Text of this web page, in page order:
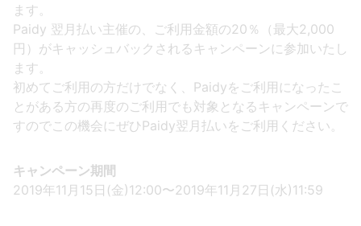
ます。
Paidy 翌月払い主催の、ご利用金額の20％（最大2,000
円）がキャッシュバックされるキャンペーンに参加いたし
ます。
初めてご利用の方だけでなく、Paidyをご利用になったこ
とがある方の再度のご利用でも対象となるキャンペーンで
すのでこの機会にぜひPaidy翌月払いをご利用ください。
キャンペーン期間
2019年11月15日(金)12:00〜2019年11月27日(水)11:59